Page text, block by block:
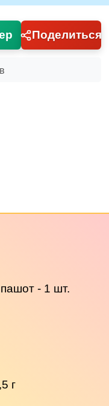
Поделиться
- 1 шт.
г